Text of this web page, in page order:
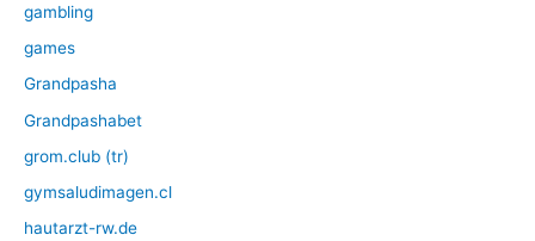
gambling
games
Grandpasha
Grandpashabet
grom.club (tr)
gymsaludimagen.cl
hautarzt-rw.de